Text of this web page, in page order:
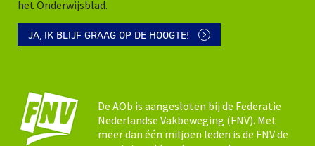
het Onderwijsblad.
JA, IK BLIJF GRAAG OP DE HOOGTE!
De AOb is aangesloten bij de Federatie
Nederlandse Vakbeweging (FNV). Met
meer dan één miljoen leden is de FNV de